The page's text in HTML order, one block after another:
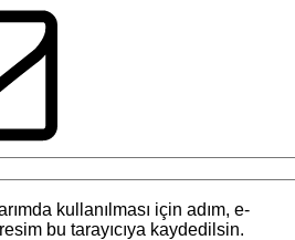
kullanılması için adım, e-
bu tarayıcıya kaydedilsin.